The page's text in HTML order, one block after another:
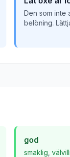
Den som inte
belöning.
god
smaklig